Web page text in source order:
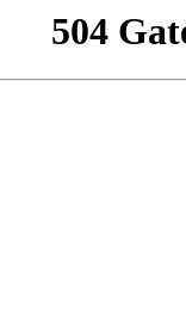
504